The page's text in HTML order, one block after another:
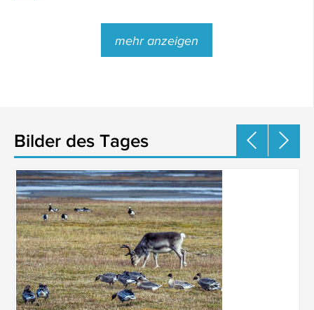
mehr anzeigen
Bilder des Tages